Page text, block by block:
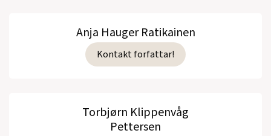
Anja Hauger Ratikainen
Kontakt forfattar!
Torbjørn Klippenvåg
Pettersen